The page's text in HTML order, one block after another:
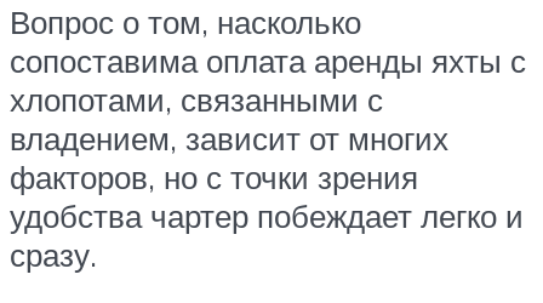
Вопрос о том, насколько
сопоставима оплата аренды яхты с
хлопотами, связанными с
владением, зависит от многих
факторов, но с точки зрения
удобства чартер побеждает легко и
сразу.